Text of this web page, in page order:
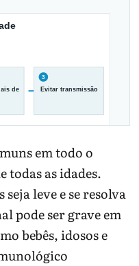
prática mais
em todo o
todas as idades.
leve e se resolva
pode ser grave em
bebês, idosos e